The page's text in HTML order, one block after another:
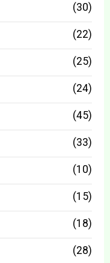
(30)
(22)
(25)
(24)
(45)
(33)
(10)
(15)
(18)
(28)